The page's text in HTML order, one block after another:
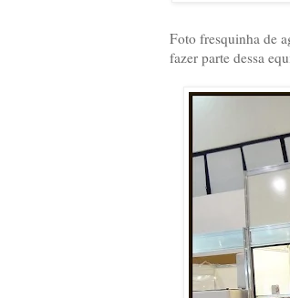
Foto fresquinha de
fazer parte dessa